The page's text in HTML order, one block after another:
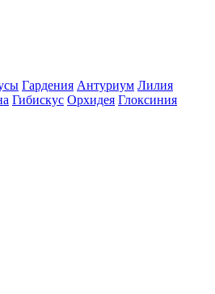
Гардения Антуриум Лилия
Гибискус Орхидея Глоксиния